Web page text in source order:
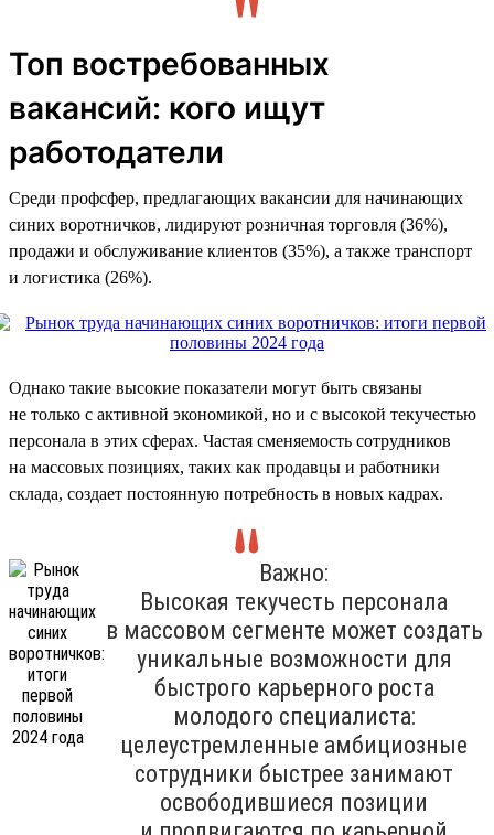
Топ востребованных
вакансий: кого ищут
работодатели
Среди профсфер, предлагающих вакансии для начинающих
синих воротничков, лидируют розничная торговля (36%),
продажи и обслуживание клиентов (35%), а также транспорт
и логистика (26%).
Однако такие высокие показатели могут быть связаны
не только с активной экономикой, но и с высокой текучестью
персонала в этих сферах. Частая сменяемость сотрудников
на массовых позициях, таких как продавцы и работники
склада, создает постоянную потребность в новых кадрах.
Важно:
Высокая текучесть персонала
в массовом сегменте может создать
уникальные возможности для
быстрого карьерного роста
молодого специалиста:
целеустремленные амбициозные
сотрудники быстрее занимают
освободившиеся позиции